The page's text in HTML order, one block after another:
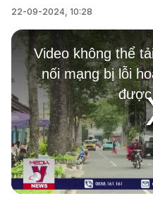
22-09-2024, 10:28
This
modal
window.
Video không thể
nối mạng bị lỗi